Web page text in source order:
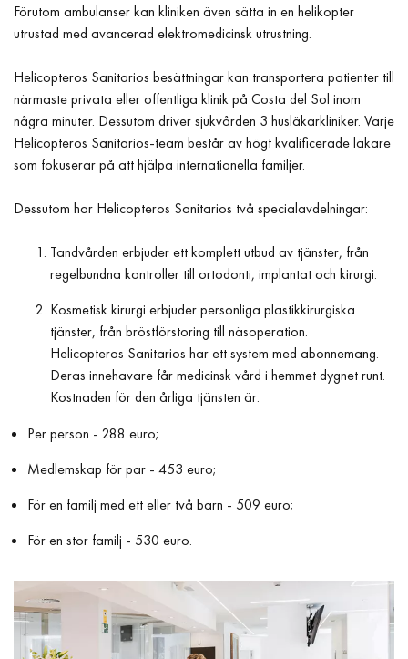
Förutom ambulanser kan kliniken även sätta in en helikopter
utrustad med avancerad elektromedicinsk utrustning.
Helicopteros Sanitarios besättningar kan transportera patienter till
närmaste privata eller offentliga klinik på Costa del Sol inom
några minuter. Dessutom driver sjukvården 3 husläkarkliniker. Varje
Helicopteros Sanitarios-team består av högt kvalificerade läkare
som fokuserar på att hjälpa internationella familjer.
Dessutom har Helicopteros Sanitarios två specialavdelningar:
Tandvården erbjuder ett komplett utbud av tjänster, från
regelbundna kontroller till ortodonti, implantat och kirurgi.
Kosmetisk kirurgi erbjuder personliga plastikkirurgiska
tjänster, från bröstförstoring till näsoperation.
Helicopteros Sanitarios har ett system med abonnemang.
Deras innehavare får medicinsk vård i hemmet dygnet runt.
Kostnaden för den årliga tjänsten är:
Per person - 288 euro;
Medlemskap för par - 453 euro;
För en familj med ett eller två barn - 509 euro;
För en stor familj - 530 euro.